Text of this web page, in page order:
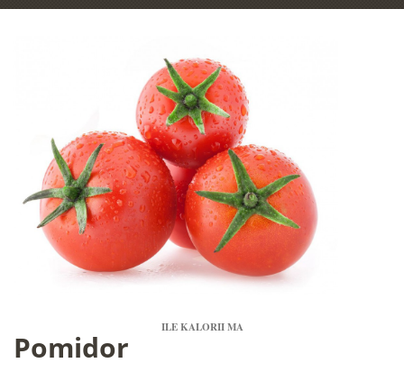
ILE KALORII MA
Pomidor